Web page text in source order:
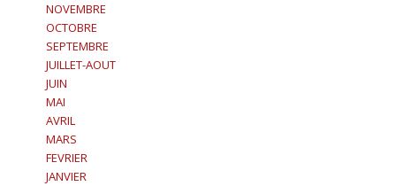
NOVEMBRE
OCTOBRE
SEPTEMBRE
JUILLET-AOUT
JUIN
MAI
AVRIL
MARS
FEVRIER
JANVIER